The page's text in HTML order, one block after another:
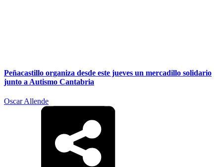
Peñacastillo organiza desde este jueves un mercadillo solidario
junto a Autismo Cantabria
Oscar Allende